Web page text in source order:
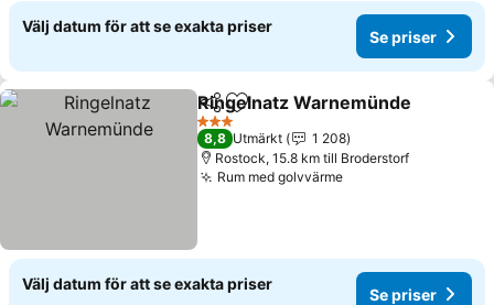
Välj datum för att se exakta priser
Se priser
Dela Lägg till i Mina Favoriter
Ringelnatz Warnemünde
3 Stjärnor
8,8 Utmärkt
1 208
Rostock, 15.8 km till Broderstorf
Rum med golvvärmeSe priser
Välj datum för att se exakta priser
Se priser